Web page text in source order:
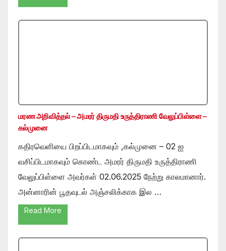
மரண அறிவித்தல் – அமரர் திருமதி உருத்திராணி வேலுப்பிள்ளை –
கல்முனை
கதிரவெளியை பிறப்பிடமாகவும் ,கல்முனை – 02 ஐ
வசிப்பிடமாகவும் கொண்ட அமரர் திருமதி உருத்திராணி
வேலுப்பிள்ளை அவர்கள் 02.06.2025 நேற்று காலமானார்.
அன்னாரின் பூதவுடல் அஞ்சலிக்காக இல …
Read More